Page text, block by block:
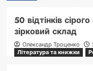
50 відтінків
зірковий склад
Олександр Троценко
Література та книжки